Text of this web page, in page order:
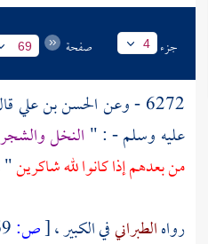
جزء 4 صفحة 69
6272 - وعن الحسن بن علي
عليه وسلم - : " النخل
من بعدهم إذا كانوا لله شاكرين.
رواهالطبرانيفي الكبير ،[ص: